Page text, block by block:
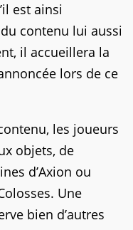
est ainsi
contenu lui aussi
il accueillera la
lors de ce
les joueurs
objets, de
d’Axion ou
Une
bien d’autres